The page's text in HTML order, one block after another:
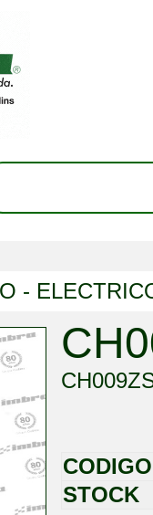
-
CODIGO
STOCK